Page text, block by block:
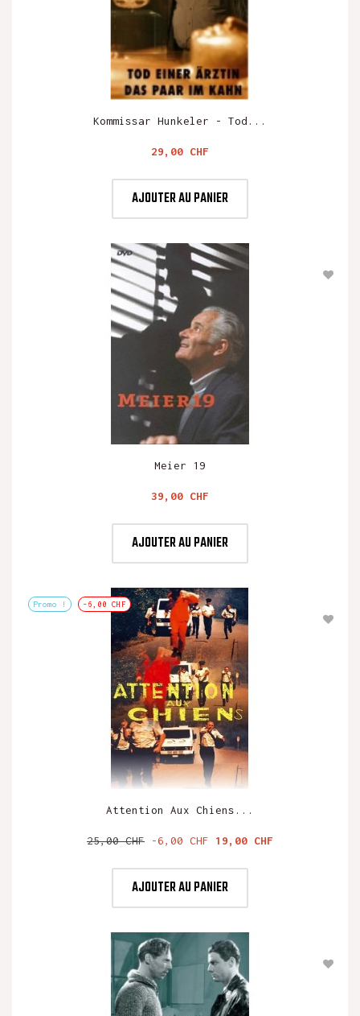
Kommissar Hunkeler - Tod...
Prix
29,00 CHF
AJOUTER AU PANIER
Meier 19
Prix
39,00 CHF
AJOUTER AU PANIER
Promo ! -6,00 CHF
Attention Aux Chiens...
Prix
25,00 CHF -6,00 CHF Prix
19,00 CHF
AJOUTER AU PANIER